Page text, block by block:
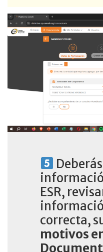
ESR,
correcta,
motivos